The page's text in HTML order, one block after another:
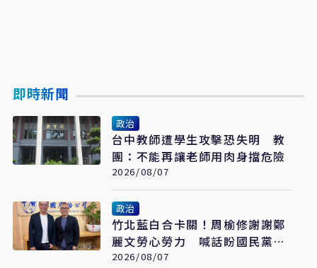
即時新聞
政治
台中教師遭學生攻擊恐失明 教
團：不能再讓老師用肉身擋危險
2026/08/07
政治
竹北藍白合卡關！周榆修謝謝鄭
麗文勞心勞力 喊話盼國民黨說
到做到
2026/08/07